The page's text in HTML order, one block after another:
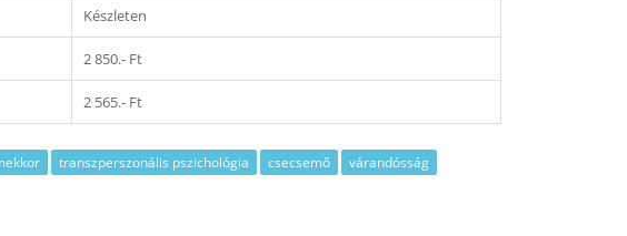
Készleten
2 850.- Ft
2 565.- Ft
transzperszonális pszichológia csecsemő
várandósság